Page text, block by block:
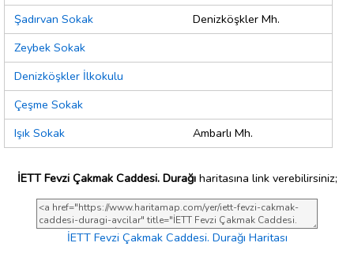
Şadırvan Sokak
Denizköşkler Mh.
Zeybek Sokak
Denizköşkler İlkokulu
Çeşme Sokak
Işık Sokak
Ambarlı Mh.
İETT Fevzi Çakmak Caddesi. Durağıharitasına link verebilirsiniz;
İETT Fevzi Çakmak Caddesi. Durağı Haritası